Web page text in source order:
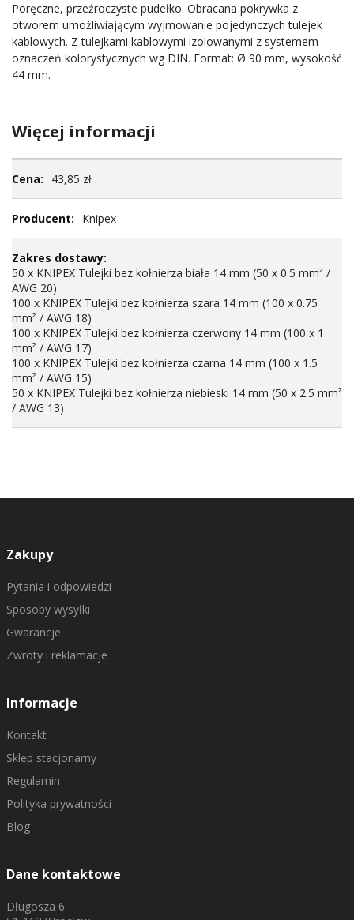
Poręczne, przeźroczyste pudełko. Obracana pokrywka z
otworem umożliwiającym wyjmowanie pojedynczych tulejek
kablowych. Z tulejkami kablowymi izolowanymi z systemem
oznaczeń kolorystycznych wg DIN. Format: Ø 90 mm, wysokość
44 mm.
Więcej informacji
informacji43,85 zł
Knipex
50 x KNIPEX Tulejki bez kołnierza biała 14 mm (50 x 0.5 mm² /
AWG 20)
100 x KNIPEX Tulejki bez kołnierza szara 14 mm (100 x 0.75
mm² / AWG 18)
100 x KNIPEX Tulejki bez kołnierza czerwony 14 mm (100 x 1
mm² / AWG 17)
100 x KNIPEX Tulejki bez kołnierza czarna 14 mm (100 x 1.5
mm² / AWG 15)
50 x KNIPEX Tulejki bez kołnierza niebieski 14 mm (50 x 2.5 mm²
/ AWG 13)
Zakupy
Pytania i odpowiedzi
Sposoby wysyłki
Gwarancje
Zwroty i reklamacje
Informacje
Kontakt
Sklep stacjonarny
Regulamin
Polityka prywatności
Blog
Dane kontaktowe
Długosza 6